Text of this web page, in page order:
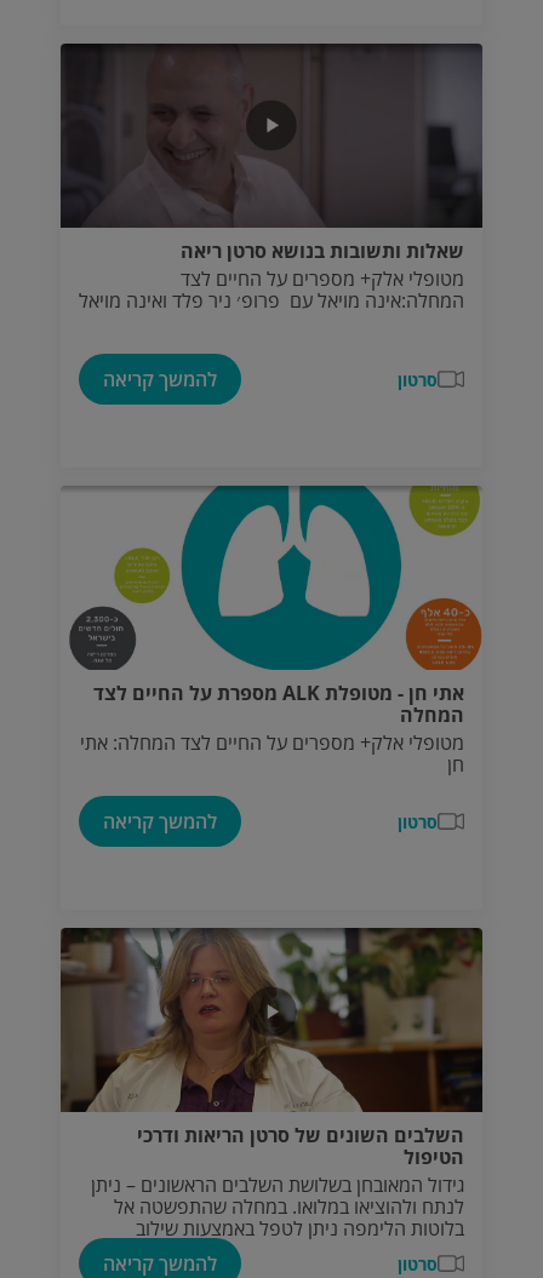
שאלות ותשובות בנושא סרטן ריאה
מטופלי אלק+ מספרים על החיים לצד
המחלה:אינה מויאל עם פרופ׳ ניר פלד ואינה מויאל
סרטון להמשך קריאה
אתי חן - מטופלת ALK מספרת על החיים לצד
המחלה
מטופלי אלק+ מספרים על החיים לצד המחלה: אתי
חן
סרטון להמשך קריאה
השלבים השונים של סרטן הריאות ודרכי
הטיפול
גידול המאובחן בשלושת השלבים הראשונים – ניתן
לנתח ולהוציאו במלואו. במחלה שהתפשטה אל
בלוטות הלימפה ניתן לטפל באמצעות שילוב
כימותרפיה וקרינה.
סרטון להמשך קריאה